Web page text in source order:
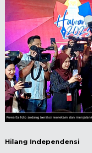
Hilang Independensi